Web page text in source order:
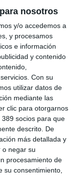
nosotros
y/o accedemos a
y procesamos
e información
y contenido
Con su
utilizar datos de
mediante las
clic para otorgarnos
socios para que
descrito. De
más detallada y
o negar su
procesamiento de
su consentimiento,
de la
negocio total,
forma
dudas sobre
necesitan
rápida, justo lo que
chatbot", afirma
España.
noticias como